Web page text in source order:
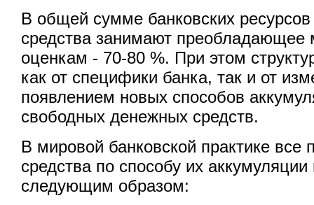
В общей сумме банковских
средства занимают преобладающее
оценкам - 70-80 %. При этом
как от специфики банка, так и от
появлением новых способов
свободных денежных средств.
В мировой банковской практике все
средства по способу их аккумуляции
следующим образом: